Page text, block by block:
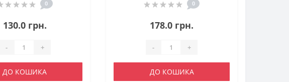
0
130.0 грн.
- +
ДО КОШИКА
0
178.0 грн.
- +
ДО КОШИКА